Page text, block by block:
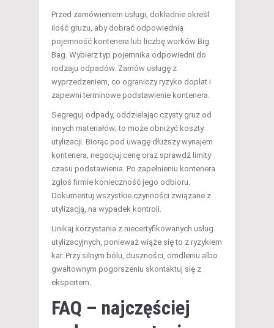
Przed zamówieniem usługi, dokładnie określ
ilość gruzu, aby dobrać odpowiednią
pojemność kontenera lub liczbę worków Big
Bag. Wybierz typ pojemnika odpowiedni do
rodzaju odpadów. Zamów usługę z
wyprzedzeniem, co ograniczy ryzyko dopłat i
zapewni terminowe podstawienie kontenera.
Segreguj odpady, oddzielając czysty gruz od
innych materiałów; to może obniżyć koszty
utylizacji. Biorąc pod uwagę dłuższy wynajem
kontenera, negocjuj cenę oraz sprawdź limity
czasu podstawienia. Po zapełnieniu kontenera
zgłoś firmie konieczność jego odbioru.
Dokumentuj wszystkie czynności związane z
utylizacją, na wypadek kontroli.
Unikaj korzystania z niecertyfikowanych usług
utylizacyjnych, ponieważ wiąże się to z ryzykiem
kar. Przy silnym bólu, duszności, omdleniu albo
gwałtownym pogorszeniu skontaktuj się z
ekspertem.
FAQ – najczęściej